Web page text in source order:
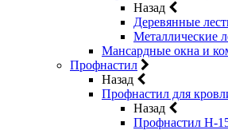
Назад
Деревянные
Металлические
Мансардные окна и
Профнастил
Назад
Профнастил для
Назад
Профнастил Н-